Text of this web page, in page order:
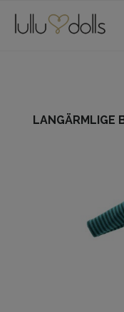
LANGÄRMLIGE